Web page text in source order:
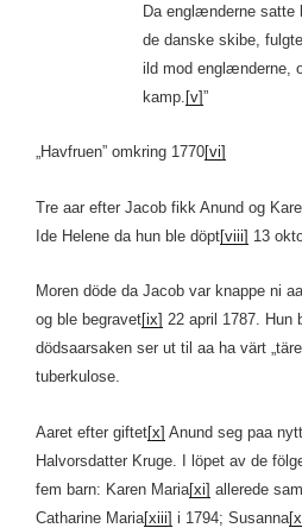
Da englænderne satte
de danske skibe,
ild mod englænderne,
kamp. [v]”
„Havfruen” omkring 1770[vi] Noen
Tre aar efter Jacob fikk Anund og
Ide Helene da hun ble döpt[viii] 13
Moren döde da Jacob var knappe ni
og ble begravet[ix] 22 april 1787. Hun
dödsaarsaken ser ut til aa ha värt
tuberkulose.
Aaret efter giftet[x] Anund seg paa
Halvorsdatter Kruge. I löpet av de
fem barn: Karen Maria[xi] allerede
Catharine Maria[xiii] i 1794; Susanna